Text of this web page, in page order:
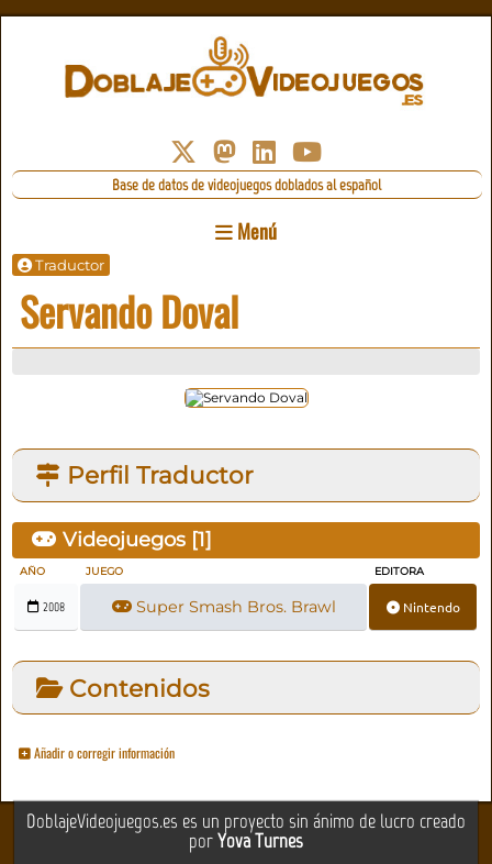
Base de datos de videojuegos doblados al español
Menú
Traductor
Servando Doval
Perfil Traductor
Videojuegos [1]
AÑO JUEGO EDITORA
2008 Super Smash Bros. Brawl Nintendo
Contenidos
Añadir o corregir información
DoblajeVideojuegos.es es un proyecto sin ánimo de lucro creado
porYova Turnes